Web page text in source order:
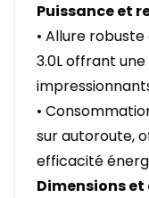
Puissance et
• Allure
3.0L offrant
•
sur autoroute,
efficacité
Dimensions